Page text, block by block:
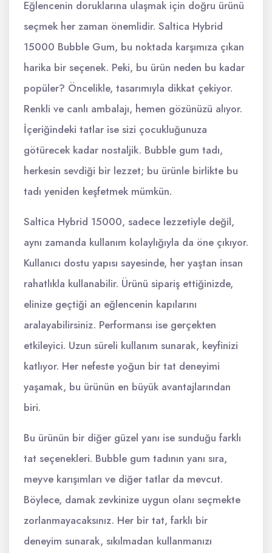
Eğlencenin doruklarına ulaşmak için doğru ürünü
seçmek her zaman önemlidir. Saltica Hybrid
15000 Bubble Gum, bu noktada karşımıza çıkan
harika bir seçenek. Peki, bu ürün neden bu kadar
popüler? Öncelikle, tasarımıyla dikkat çekiyor.
Renkli ve canlı ambalajı, hemen gözünüzü alıyor.
İçeriğindeki tatlar ise sizi çocukluğunuza
götürecek kadar nostaljik. Bubble gum tadı,
herkesin sevdiği bir lezzet; bu ürünle birlikte bu
tadı yeniden keşfetmek mümkün.
Saltica Hybrid 15000, sadece lezzetiyle değil,
aynı zamanda kullanım kolaylığıyla da öne çıkıyor.
Kullanıcı dostu yapısı sayesinde, her yaştan insan
rahatlıkla kullanabilir. Ürünü sipariş ettiğinizde,
elinize geçtiği an eğlencenin kapılarını
aralayabilirsiniz. Performansı ise gerçekten
etkileyici. Uzun süreli kullanım sunarak, keyfinizi
katlıyor. Her nefeste yoğun bir tat deneyimi
yaşamak, bu ürünün en büyük avantajlarından
biri.
Bu ürünün bir diğer güzel yanı ise sunduğu farklı
tat seçenekleri. Bubble gum tadının yanı sıra,
meyve karışımları ve diğer tatlar da mevcut.
Böylece, damak zevkinize uygun olanı seçmekte
zorlanmayacaksınız. Her bir tat, farklı bir
deneyim sunarak, sıkılmadan kullanmanızı